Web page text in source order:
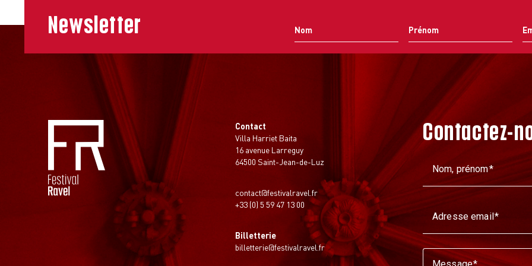
Newsletter
Contact
Villa Harriet Baita
16 avenue Larreguy
64500 Saint-Jean-de-Luz
contact@festivalravel.fr
+33 (0) 5 59 47 13 00
Billetterie
billetterie@festivalravel.fr
Contactez-
Nom, prénom
Adresse email
Message